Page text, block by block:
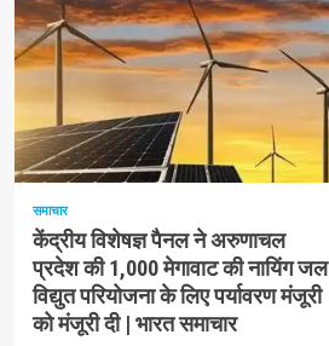
1 न्यूनतम पढ़ा
समाचार
केंद्रीय विशेषज्ञ पैनल ने अरुणाचल
प्रदेश की 1,000 मेगावाट की नायिंग जल
विद्युत परियोजना के लिए पर्यावरण मंजूरी
को मंजूरी दी | भारत समाचार